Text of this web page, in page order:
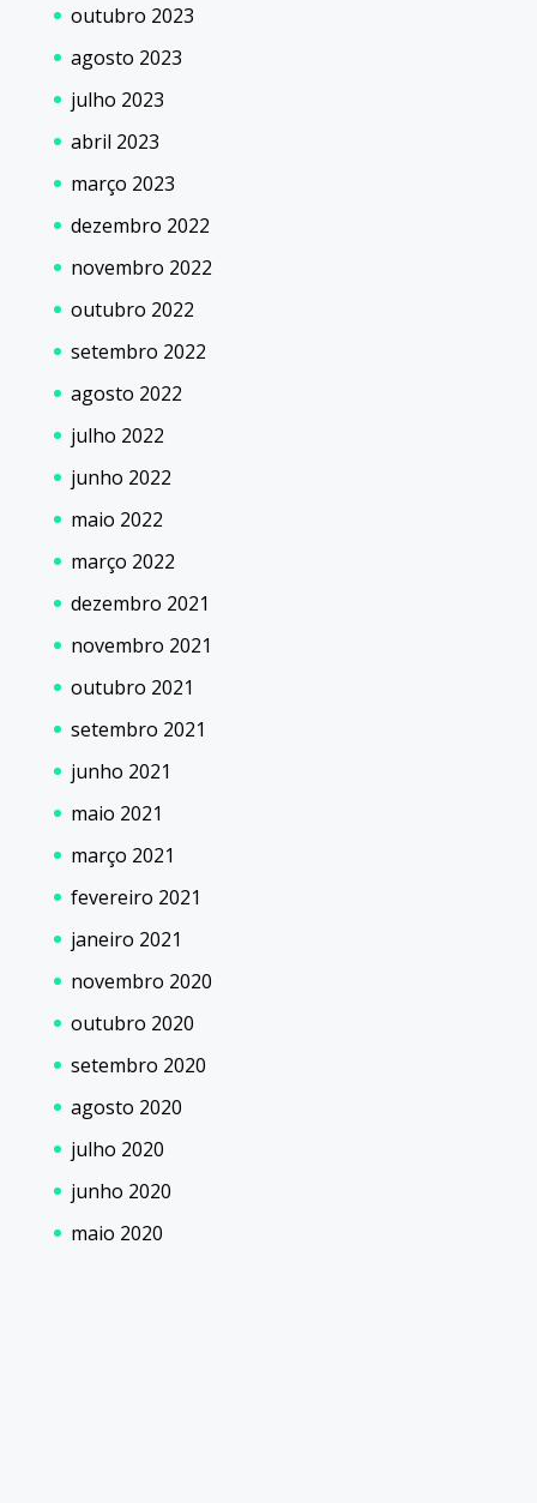
outubro 2023
agosto 2023
julho 2023
abril 2023
março 2023
dezembro 2022
novembro 2022
outubro 2022
setembro 2022
agosto 2022
julho 2022
junho 2022
maio 2022
março 2022
dezembro 2021
novembro 2021
outubro 2021
setembro 2021
junho 2021
maio 2021
março 2021
fevereiro 2021
janeiro 2021
novembro 2020
outubro 2020
setembro 2020
agosto 2020
julho 2020
junho 2020
maio 2020